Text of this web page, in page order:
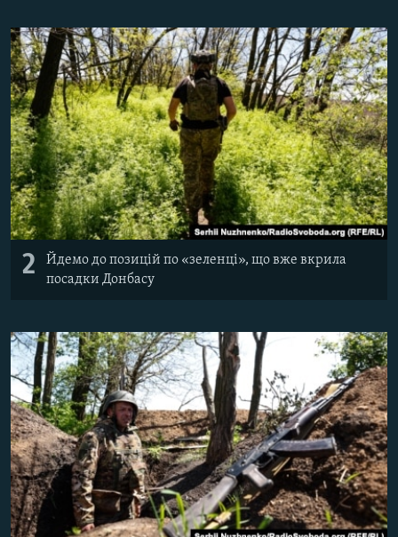
2
Йдемо до позицій по «зеленці», що вже вкрила
посадки Донбасу